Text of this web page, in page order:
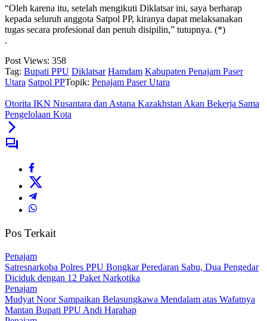
“Oleh karena itu, setelah mengikuti Diklatsar ini, saya berharap
kepada seluruh anggota Satpol PP, kiranya dapat melaksanakan
tugas secara profesional dan penuh disipilin,” tutupnya. (*)
.
Post Views: 358
Tag: Bupati PPU Diklatsar Hamdam Kabupaten Penajam Paser
Utara Satpol PPTopik: Penajam Paser Utara
Otorita IKN Nusantara dan Astana Kazakhstan Akan Bekerja Sama
Pengelolaan Kota
Pos Terkait
Penajam
Satresnarkoba Polres PPU Bongkar Peredaran Sabu, Dua Pengedar
Diciduk dengan 12 Paket Narkotika
Penajam
Mudyat Noor Sampaikan Belasungkawa Mendalam atas Wafatnya
Mantan Bupati PPU Andi Harahap